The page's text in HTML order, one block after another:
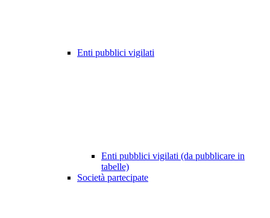
Enti pubblici vigilati
Enti pubblici vigilati (da pubblicare in
tabelle)
Società partecipate